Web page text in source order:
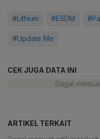
#Lithium #ESDM
#Update Me
CEK JUGA DATA INI
Gagal
ARTIKEL TERKAIT